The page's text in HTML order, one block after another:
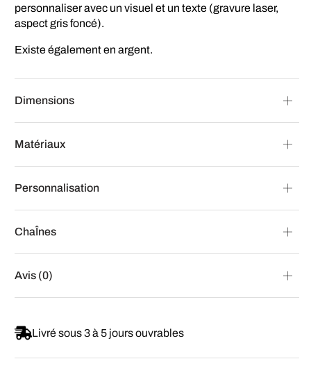
personnaliser avec un visuel et un texte (gravure laser,
aspect gris foncé).
Existe également en argent.
Dimensions
Matériaux
Personnalisation
ChaÎnes
Avis (0)
Livré sous 3 à 5 jours ouvrables